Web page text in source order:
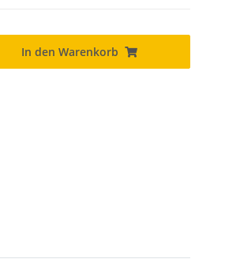
In den Warenkorb